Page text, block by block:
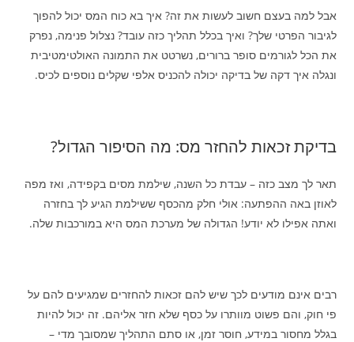
אבל למה בעצם חשוב לעשות את זה? איך בא כוח המס יכול להפוך
לגיבור הפרטי שלך? ואיך בכלל תהליך כזה עובד? נצלול פנימה, נפרק
את הכל לגורמים סופר ברורים, נשרטט את התמונה האולטימטיבית
ונגלה איך דקה של בדיקה יכולה להכניס אלפי שקלים נוספים לכיס.
בדיקת זכאות להחזר מס: מה הסיפור הגדול?
תאר לך מצב כזה – עבדת כל השנה, שילמת מסים בקפידה, ואז מפה
לאוזן באה ההפתעה: אולי חלק מהכסף ששילמת הגיע לך בחזרה
ואתה אפילו לא יודע! הגדולה של מערכת המס היא במורכבות שלה.
רבים אינם מודעים לכך שיש להם זכאות להחזרים שמגיעים להם על
פי חוק, והם פשוט מוותרו על כסף שלא חזר אליהם. זה יכול להיות
בגלל מחסור במידע, חוסר זמן, או סתם התהליך שמסובך מדי –